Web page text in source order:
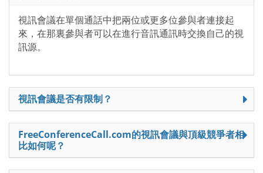
視訊會議在單個通話中把兩位或更多位參與者連接起
來，在那裏參與者可以在進行音訊通訊時交換自己的視
訊源。
視訊會議是否有限制？
FreeConferenceCall.com的視訊會議與頂級競爭者相
比如何呢？